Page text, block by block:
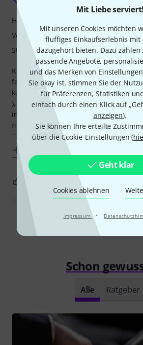
Mit Liebe serviert!
Mit unseren Cookies möchten
fluffiges Einkaufserlebnis mit
dazugehört bieten. Dazu zählen
passende Angebote,
und das Merken von
Sie okay ist, stimmen Sie der
für Präferenzen, Statistiken
einfach durch einen Klick auf
anzeigen).
Sie können Ihre erteilte
über die Cookie-Einstellungen (
Geht klar
Cookies ablehnen
Impressum ·
Keine Mensch denkt daran, daß Kinder
fallenlassen. Erwachsene können sich
kaufen (das ist das Material, aus dem
), aber bei die kleinen Celli für die
immer Hüllen mitgeliefert, die die
nicht verdienen.
Dieses Bag haben wir für unser
Mehr anzeigen
Handling
Verarbeitung
Stabilität
Alle Bewertungen
Schon
Alle Ratgeber